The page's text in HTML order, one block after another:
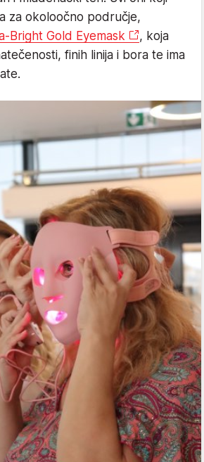
za okoloočno područje,
Bright Gold Eyemask
, koja
finih linija i bora te ima